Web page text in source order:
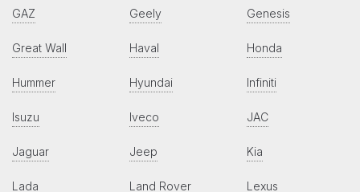
GAZ Geely Genesis
Great Wall Haval Honda
Hummer Hyundai Infiniti
Isuzu Iveco JAC
Jaguar Jeep Kia
Lada Land Rover Lexus